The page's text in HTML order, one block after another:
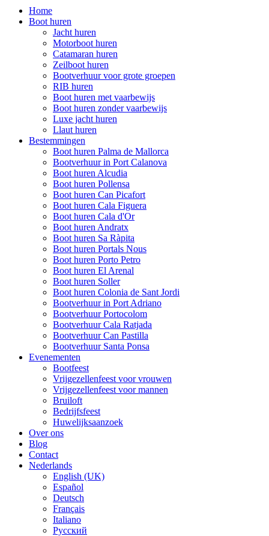
Home
Boot huren
Jacht huren
Motorboot huren
Catamaran huren
Zeilboot huren
Bootverhuur voor grote groepen
RIB huren
Boot huren met vaarbewijs
Boot huren zonder vaarbewijs
Luxe jacht huren
Llaut huren
Bestemmingen
Boot huren Palma de Mallorca
Bootverhuur in Port Calanova
Boot huren Alcudia
Boot huren Pollensa
Boot huren Can Picafort
Boot huren Cala Figuera
Boot huren Cala d'Or
Boot huren Andratx
Boot huren Sa Ràpita
Boot huren Portals Nous
Boot huren Porto Petro
Boot huren El Arenal
Boot huren Soller
Boot huren Colonia de Sant Jordi
Bootverhuur in Port Adriano
Bootverhuur Portocolom
Bootverhuur Cala Ratjada
Bootverhuur Can Pastilla
Bootverhuur Santa Ponsa
Evenementen
Bootfeest
Vrijgezellenfeest voor vrouwen
Vrijgezellenfeest voor mannen
Bruiloft
Bedrijfsfeest
Huwelijksaanzoek
Over ons
Blog
Contact
Nederlands
English (UK)
Español
Deutsch
Français
Italiano
Русский